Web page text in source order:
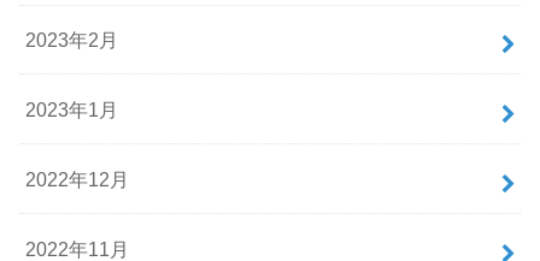
2023年2月
2023年1月
2022年12月
2022年11月